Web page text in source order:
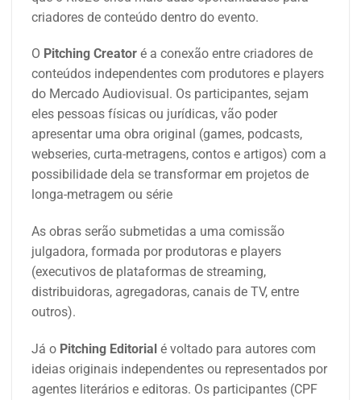
criadores de conteúdo dentro do evento.
O Pitching Creator é a conexão entre criadores de
conteúdos independentes com produtores e players
do Mercado Audiovisual. Os participantes, sejam
eles pessoas físicas ou jurídicas, vão poder
apresentar uma obra original (games, podcasts,
webseries, curta-metragens, contos e artigos) com a
possibilidade dela se transformar em projetos de
longa-metragem ou série
As obras serão submetidas a uma comissão
julgadora, formada por produtoras e players
(executivos de plataformas de streaming,
distribuidoras, agregadoras, canais de TV, entre
outros).
Já o Pitching Editorial é voltado para autores com
ideias originais independentes ou representados por
agentes literários e editoras. Os participantes (CPF